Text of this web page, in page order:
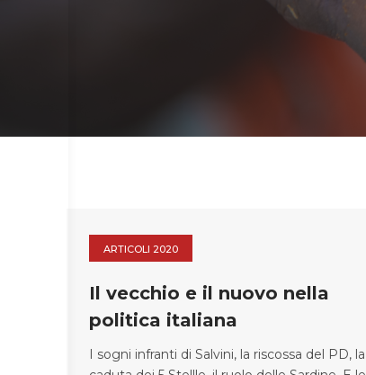
ARTICOLI 2020
Il vecchio e il nuovo nella
politica italiana
I sogni infranti di Salvini, la riscossa del PD, la